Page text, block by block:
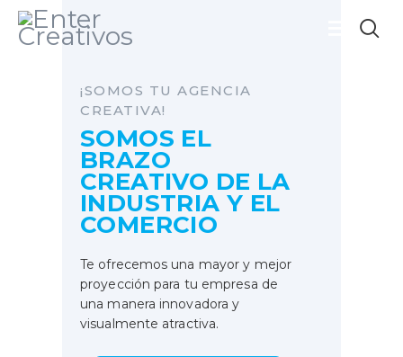
INICIO
PORTAFOLIO
SOLUCIONES
NOSOTROS
¿CONVERSAMOS?
¡SOMOS TU AGENCIA
CREATIVA!
SOMOS EL
BRAZO
CREATIVO DE LA
INDUSTRIA Y EL
COMERCIO
Te ofrecemos una mayor y mejor
proyección para tu empresa de
una manera innovadora y
visualmente atractiva.